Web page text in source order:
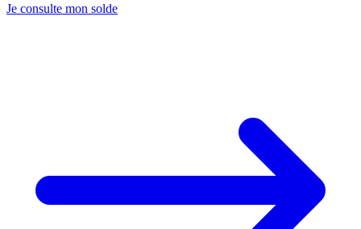
Je consulte mon solde